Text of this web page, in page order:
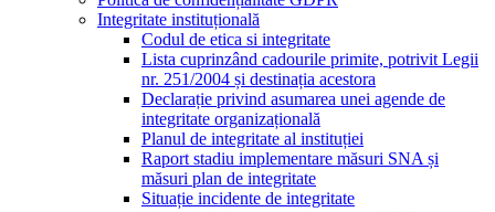
Integritate instituțională
Codul de etica si integritate
Lista cuprinzând cadourile primite, potrivit Legii
nr. 251/2004 și destinația acestora
Declarație privind asumarea unei agende de
integritate organizațională
Planul de integritate al instituției
Raport stadiu implementare măsuri SNA și
măsuri plan de integritate
Situație incidente de integritate